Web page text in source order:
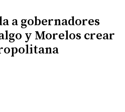
a gobernadores
y Morelos crear